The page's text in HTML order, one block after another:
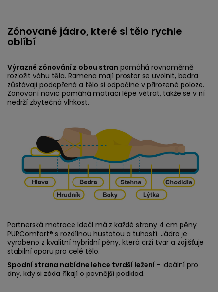
Zónované jádro, které si tělo rychle
oblíbí
Výrazné zónování z obou stran pomáhá rovnoměrně
rozložit váhu těla. Ramena mají prostor se uvolnit, bedra
zůstávají podepřená a tělo si odpočine v přirozené poloze.
Zónování navíc pomáhá matraci lépe větrat, takže se v ní
nedrží zbytečná vlhkost.
Partnerská matrace Ideál má z každé strany 4 cm pěny
PURComfort® s rozdílnou hustotou a tuhostí. Jádro je
vyrobeno z kvalitní hybridní pěny, která drží tvar a zajišťuje
stabilní oporu pro celé tělo.
Spodní strana nabídne lehce tvrdší ležení - ideální pro
dny, kdy si záda říkají o pevnější podklad.